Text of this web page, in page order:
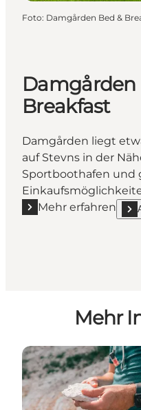
Foto: Damgården Bed &
Damgården
Breakfast
Damgården liegt
auf Stevns in der
Sportboothafen und
Mehr erfahren
Mehr erfahren
Mehr